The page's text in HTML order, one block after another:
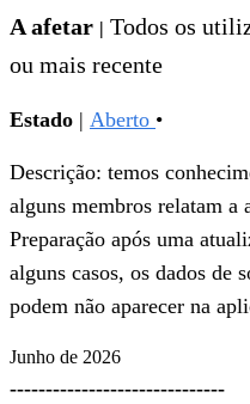
A afetar | Todos os
ou mais recente
Estado | Aberto •
Descrição: temos
alguns membros relatam a
Preparação após uma
alguns casos, os dados de
podem não aparecer na
Junho de 2026
------------------------------